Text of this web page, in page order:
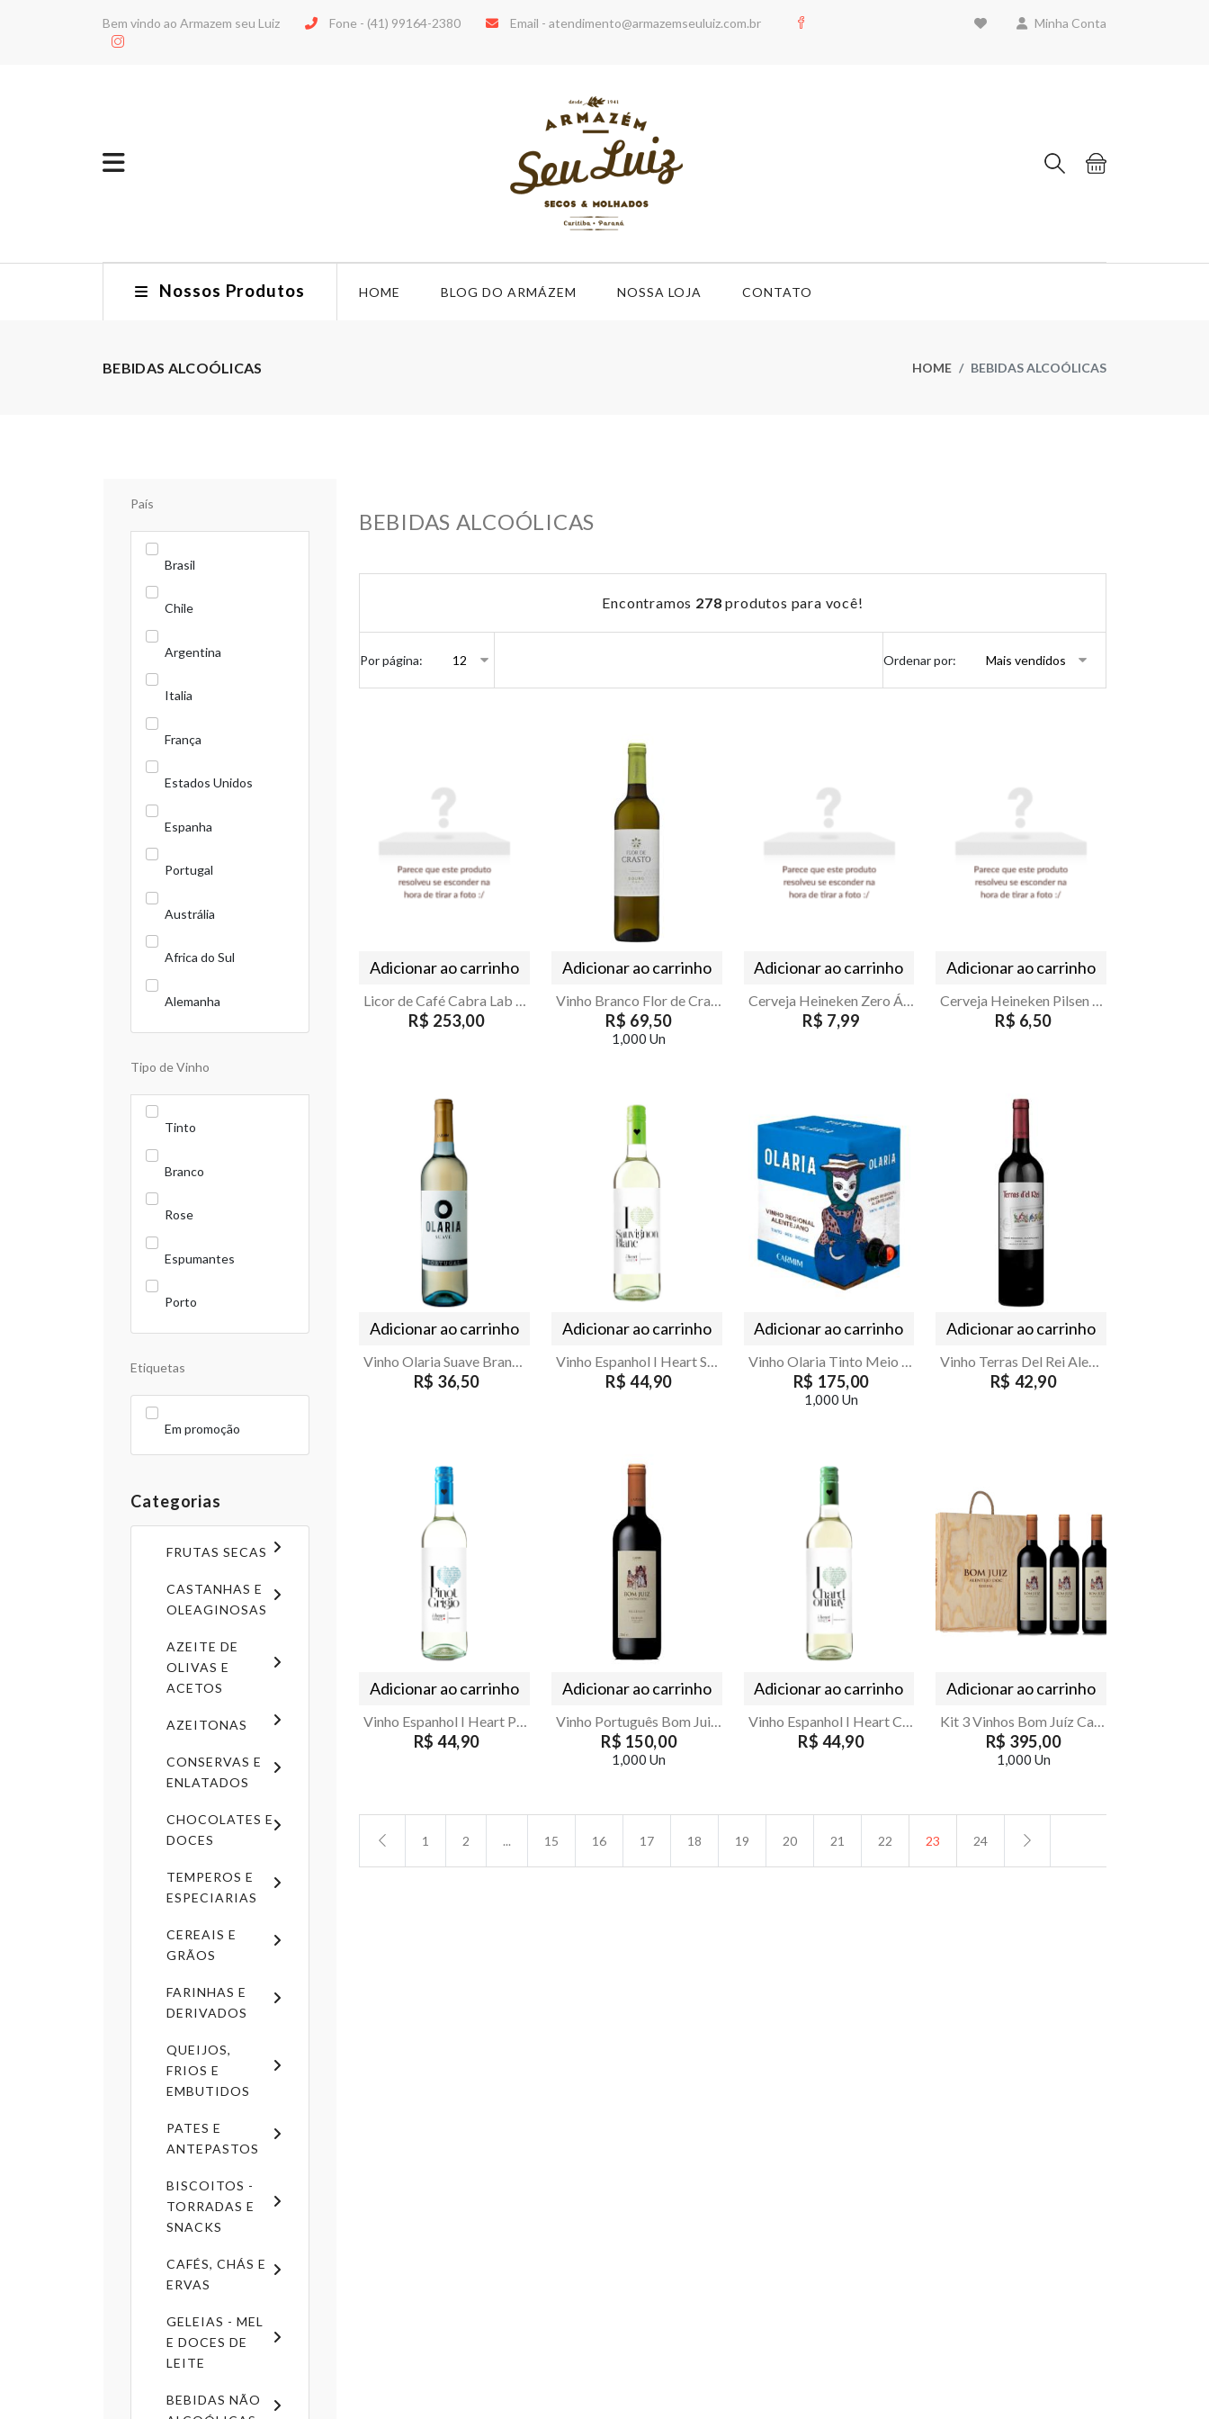
Bem vindo ao Armazem seu Luiz Fone - (41) 99164-2380 Email - atendimento@armazemseuluiz.com.br Minha Conta
Nossos Produtos HOME BLOG DO ARMÁZEM NOSSA LOJA CONTATO
BEBIDAS ALCOÓLICAS HOME BEBIDAS ALCOÓLICAS
País
Brasil
Chile
Argentina
Italia
França
Estados Unidos
Espanha
Portugal
Austrália
Africa do Sul
Alemanha
Tipo de Vinho
Tinto
Branco
Rose
Espumantes
Porto
Etiquetas
Em promoção
Categorias
FRUTAS SECAS
CASTANHAS E
OLEAGINOSAS
AZEITE DE
OLIVAS E
ACETOS
AZEITONAS
CONSERVAS E
ENLATADOS
CHOCOLATES E
DOCES
TEMPEROS E
ESPECIARIAS
CEREAIS E
GRÃOS
FARINHAS E
DERIVADOS
QUEIJOS,
FRIOS E
EMBUTIDOS
PATES E
ANTEPASTOS
BISCOITOS -
TORRADAS E
SNACKS
CAFÉS, CHÁS E
ERVAS
GELEIAS - MEL
E DOCES DE
LEITE
BEBIDAS NÃO
BEBIDAS ALCOÓLICAS
Encontramos 278 produtos para você!
Por página: Ordenar por:
Adicionar ao carrinho
Licor de Café Cabra Lab 750ml | Licor Artesanal Premium
R$ 253,00
Adicionar ao carrinho
Vinho Branco Flor de Crasto 750ml – Quinta de Crasto Douro
R$ 69,50
1,000 Un
Adicionar ao carrinho
Cerveja Heineken Zero Álcool 350ml Sleek
R$ 7,99
Adicionar ao carrinho
Cerveja Heineken Pilsen 350ml Sleek
R$ 6,50
Adicionar ao carrinho
Vinho Olaria Suave Branco 750ml
R$ 36,50
Adicionar ao carrinho
Vinho Espanhol I Heart Sauvignon Blanc Demi-Sec 750ml
R$ 44,90
Adicionar ao carrinho
Vinho Olaria Tinto Meio Seco Bag in Box 5L
R$ 175,00
1,000 Un
Adicionar ao carrinho
Vinho Terras Del Rei Alentejo Tinto 750ml
R$ 42,90
Adicionar ao carrinho
Vinho Espanhol I Heart Pinot Grigio Demi-Sec 750ml
R$ 44,90
Adicionar ao carrinho
Vinho Português Bom Juiz Reserva Tinto 750ml
R$ 150,00
1,000 Un
Adicionar ao carrinho
Vinho Espanhol I Heart Chardonnay Demi-Sec 750ml
R$ 44,90
Adicionar ao carrinho
Kit 3 Vinhos Bom Juíz Caixa de Madeira - Armazém Seu Luiz
R$ 395,00
1,000 Un
1 2 ... 15 16 17 18 19 20 21 22 23 24